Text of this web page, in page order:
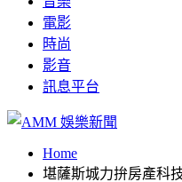
電影
時尚
影音
訊息平台
Home
堪薩斯城力拚房產科